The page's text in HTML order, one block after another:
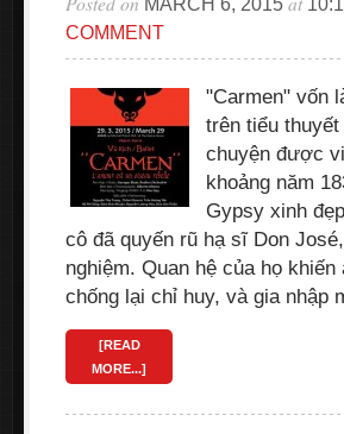
MARCH 6, 2015
COMMENT
"Carmen" vốn
trên tiểu
chuyện được
khoảng năm
Gypsy xinh
cô đã quyến rũ hạ sĩ Don
nghiệm. Quan hệ của họ
chống lại chỉ huy, và gia nhập
[READ
MORE...]